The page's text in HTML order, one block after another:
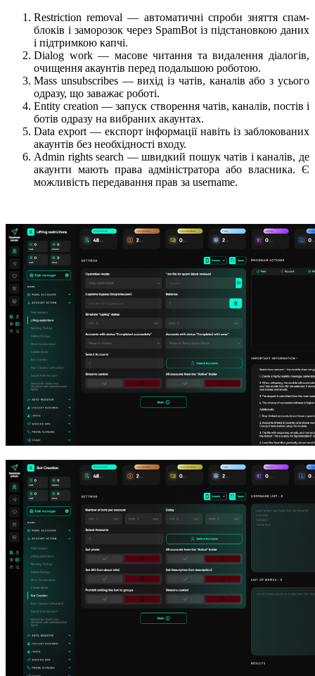
Restriction removal — автоматичні спроби зняття спам-
блоків і заморозок через SpamBot із підстановкою даних
і підтримкою капчі.
Dialog work — масове читання та видалення діалогів,
очищення акаунтів перед подальшою роботою.
Mass unsubscribes — вихід із чатів, каналів або з усього
одразу, що заважає роботі.
Entity creation — запуск створення чатів, каналів, постів і
ботів одразу на вибраних акаунтах.
Data export — експорт інформації навіть із заблокованих
акаунтів без необхідності входу.
Admin rights search — швидкий пошук чатів і каналів, де
акаунти мають права адміністратора або власника. Є
можливість передавання прав за username.